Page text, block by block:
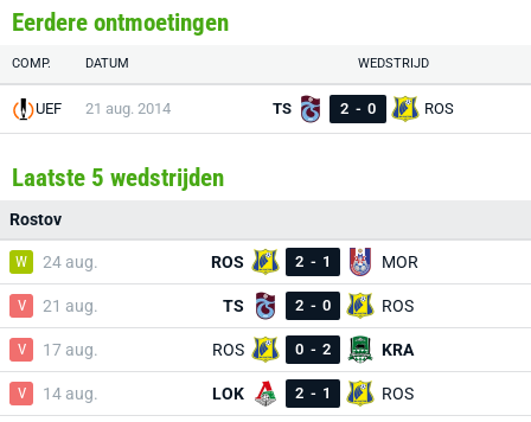
Eerdere ontmoetingen
COMP. DATUM WEDSTRIJD
UEF 21 aug. 2014 TS 2 - 0 ROS
Laatste 5 wedstrijden
Rostov
W 24 aug. ROS 2 - 1 MOR
V 21 aug. TS 2 - 0 ROS
V 17 aug. ROS 0 - 2 KRA
V 14 aug. LOK 2 - 1 ROS